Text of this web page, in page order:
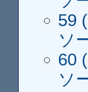
59
ソ
60
ソ